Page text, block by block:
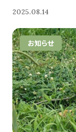
2025.08.14
お知らせ